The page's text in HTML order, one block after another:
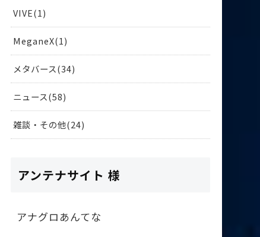
VIVE 1
MeganeX 1
メタバース 34
ニュース 58
雑談・その他 24
アンテナサイト 様
アナグロあんてな